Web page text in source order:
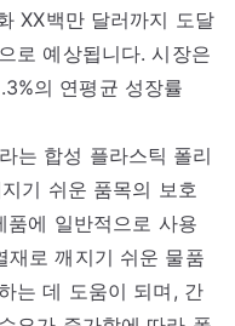
XX백만 달러까지 도달
로 예상됩니다. 시장은
의 연평균 성장률
는 합성 플라스틱 폴리
기 쉬운 품목의 보호
에 일반적으로 사용
재로 깨지기 쉬운 물품
는 데 도움이 되며, 간